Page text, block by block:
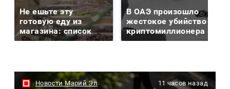
Не ешьте эту
готовую еду из
магазина: список
В ОАЭ произошло
жестокое убийство
криптомиллионера
Новости Марий Эл 11 часов назад